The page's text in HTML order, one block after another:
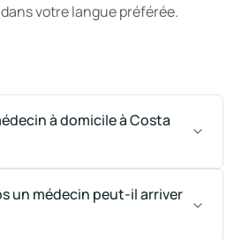
votre langue préférée.
à domicile à Costa
un médecin peut-il arriver